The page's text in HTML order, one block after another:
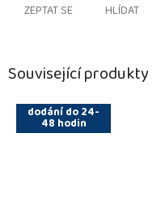
ZEPTAT SE HLÍDAT
Související produkty
dodání do 24-
48 hodin